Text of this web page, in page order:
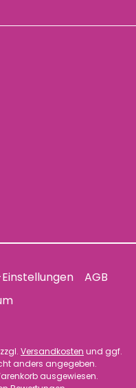
AGB
Versandkosten und ggf.
anders angegeben.
ausgewiesen.